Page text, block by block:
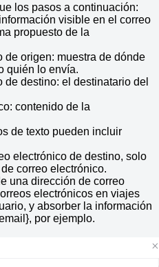
los pasos a continuación:
visible en el correo
propuesto de la
de origen: muestra de dónde
quién lo envía.
destino: el destinatario del
contenido de la
de texto pueden incluir
electrónico de destino, solo
correo electrónico.
una dirección de correo
electrónicos en viajes
y absorber la información
por ejemplo.